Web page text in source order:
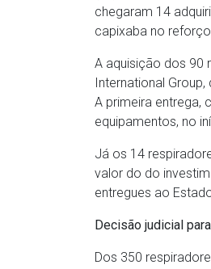
chegaram 14
capixaba no
A aquisição dos 90
International
A primeira entrega,
equipamentos, no
Já os 14
valor do do
entregues ao
Decisão judicial
Dos 350